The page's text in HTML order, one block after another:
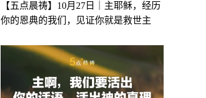
【五点晨祷】10月27日｜主耶稣，经历
你的恩典的我们，见证你就是救世主